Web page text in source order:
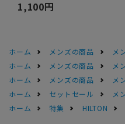
1,100円
ホーム メンズの商品 メ
ホーム
メンズの商品 メ
ホーム
メンズの商品 メ
ホーム
セットセール
メ
ホーム
特集 HILTON